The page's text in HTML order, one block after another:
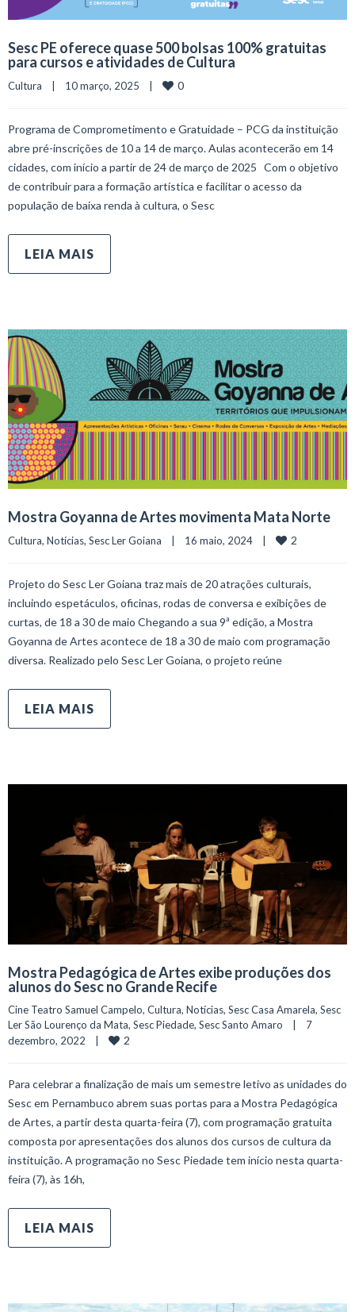
Sesc PE oferece quase 500 bolsas 100% gratuitas
para cursos e atividades de Cultura
Cultura
    |    10 março, 2025    |
0
Programa de Comprometimento e Gratuidade – PCG da instituição
abre pré-inscrições de 10 a 14 de março. Aulas acontecerão em 14
cidades, com início a partir de 24 de março de 2025 Com o objetivo
de contribuir para a formação artística e facilitar o acesso da
população de baixa renda à cultura, o Sesc
LEIA MAIS
Mostra Goyanna de Artes movimenta Mata Norte
Cultura, Notícias, Sesc Ler Goiana
    |    16 maio, 2024    |
2
Projeto do Sesc Ler Goiana traz mais de 20 atrações culturais,
incluindo espetáculos, oficinas, rodas de conversa e exibições de
curtas, de 18 a 30 de maio Chegando a sua 9ª edição, a Mostra
Goyanna de Artes acontece de 18 a 30 de maio com programação
diversa. Realizado pelo Sesc Ler Goiana, o projeto reúne
LEIA MAIS
Mostra Pedagógica de Artes exibe produções dos
alunos do Sesc no Grande Recife
Cine Teatro Samuel Campelo, Cultura, Notícias, Sesc Casa Amarela, Sesc
Ler São Lourenço da Mata, Sesc Piedade, Sesc Santo Amaro
    |    7
dezembro, 2022    |
2
Para celebrar a finalização de mais um semestre letivo as unidades do
Sesc em Pernambuco abrem suas portas para a Mostra Pedagógica
de Artes, a partir desta quarta-feira (7), com programação gratuita
composta por apresentações dos alunos dos cursos de cultura da
instituição. A programação no Sesc Piedade tem início nesta quarta-
feira (7), às 16h,
LEIA MAIS